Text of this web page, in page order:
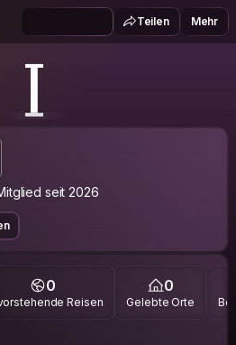
Teilen Mehr
I
seit 2026
0
Reisen
0
Gelebte Orte